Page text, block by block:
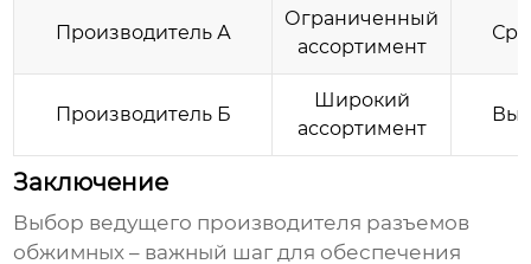
Производитель А
Ограниченный
ассортимент
Производитель Б
Широкий
ассортимент
Заключение
Выбор ведущего производителя разъемов
обжимных – важный шаг для обеспечения